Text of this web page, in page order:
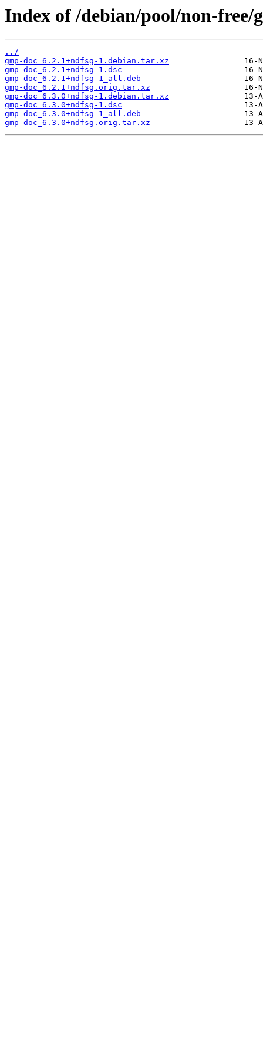
Index of /debian/pool/non-free/
../
gmp-doc_6.2.1+ndfsg-1.debian.tar.xz
gmp-doc_6.2.1+ndfsg-1.dsc
gmp-doc_6.2.1+ndfsg-1_all.deb
gmp-doc_6.2.1+ndfsg.orig.tar.xz
gmp-doc_6.3.0+ndfsg-1.debian.tar.xz
gmp-doc_6.3.0+ndfsg-1.dsc
gmp-doc_6.3.0+ndfsg-1_all.deb
gmp-doc_6.3.0+ndfsg.orig.tar.xz